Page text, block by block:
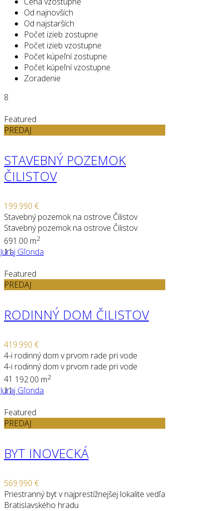
Od najnovších
Od najstarších
Počet izieb zostupne
Počet izieb vzostupne
Počet kúpeľní zostupne
Počet kúpeľní vzostupne
Zoradenie
8
Featured
PREDAJ
STAVEBNÝ POZEMOK
ČILISTOV
199.990 €
Stavebný pozemok na ostrove Čilistov
Stavebný pozemok na ostrove Čilistov
691.00 m2
Juraj Gľonda
11
Featured
PREDAJ
RODINNÝ DOM ČILISTOV
419.990 €
4-i rodinný dom v prvom rade pri vode
4-i rodinný dom v prvom rade pri vode
41 192.00 m2
Juraj Gľonda
11
Featured
PREDAJ
BYT INOVECKÁ
569.990 €
Priestranný byt v najprestížnejšej lokalite vedľa
Bratislavského hradu